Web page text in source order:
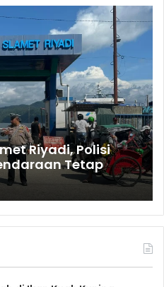
Riyadi, Polisi
Tetap